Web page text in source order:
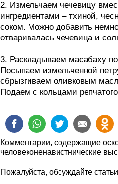
2. Измельчаем чечевицу
ингредиентами – тхиной,
соком. Можно добавить
отваривалась чечевица и
3. Раскладываем масабаху
Посыпаем измельченной
сбрызгиваем оливковым
Подаем с кольцами
Комментарии, содержащие
человеконенавистнические
Пожалуйста, обсуждайте